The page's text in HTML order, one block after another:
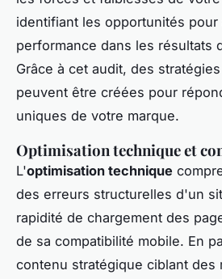
identifiant les opportunités pour
performance dans les résultats
Grâce à cet audit, des
peuvent être créées pour
uniques de votre marque.
Optimisation technique et
L'optimisation technique
des erreurs structurelles d'un
rapidité de chargement des
de sa compatibilité mobile. En
contenu stratégique ciblant des